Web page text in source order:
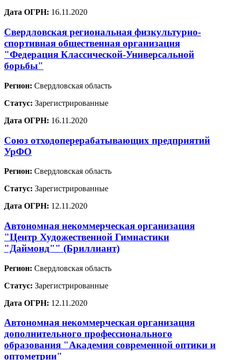
Дата ОГРН: 16.11.2020
Свердловская региональная физкультурно-
спортивная общественная организация
"Федерация Классической-Универсальной
борьбы"
Регион: Свердловская область
Статус: Зарегистрированные
Дата ОГРН: 16.11.2020
Союз отходоперерабатывающих предприятий
УрФО
Регион: Свердловская область
Статус: Зарегистрированные
Дата ОГРН: 12.11.2020
Автономная некоммерческая организация
"Центр Художественной Гимнастики
"Даймонд"" (Бриллиант)
Регион: Свердловская область
Статус: Зарегистрированные
Дата ОГРН: 12.11.2020
Автономная некоммерческая организация
дополнительного профессионального
образования "Академия современной оптики и
оптометрии"